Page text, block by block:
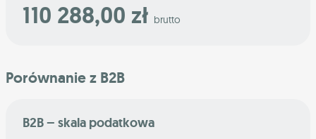
110 288,00 zł brutto
Porównanie z B2B
B2B – skala podatkowa